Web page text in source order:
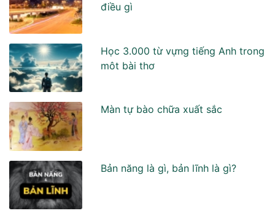
điều gì
Học 3.000 từ vựng tiếng Anh trong
môt bài thơ
Màn tự bào chữa xuất sắc
Bản năng là gì, bản lĩnh là gì?